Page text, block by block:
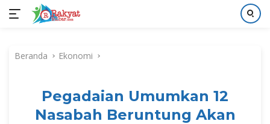
kontenBeranda Ekonomi
Pegadaian Umumkan 12
Nasabah Beruntung Akan